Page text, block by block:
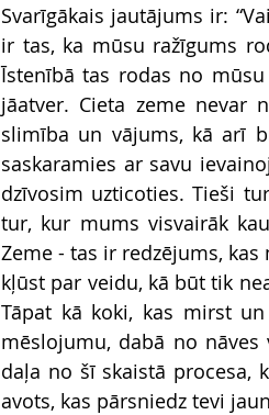
Svarīgākais jautājums ir:
ir tas, ka mūsu ražīgums
Īstenībā tas rodas no
jāatver. Cieta zeme nevar
slimība un vājums, kā arī
saskaramies ar savu
dzīvosim uzticoties. Tieši
tur, kur mums visvairāk
Zeme - tas ir redzējums,
kļūst par veidu, kā būt tik
Tāpat kā koki, kas mirst
mēslojumu, dabā no
daļa no šī skaistā procesa,
avots, kas pārsniedz tevi